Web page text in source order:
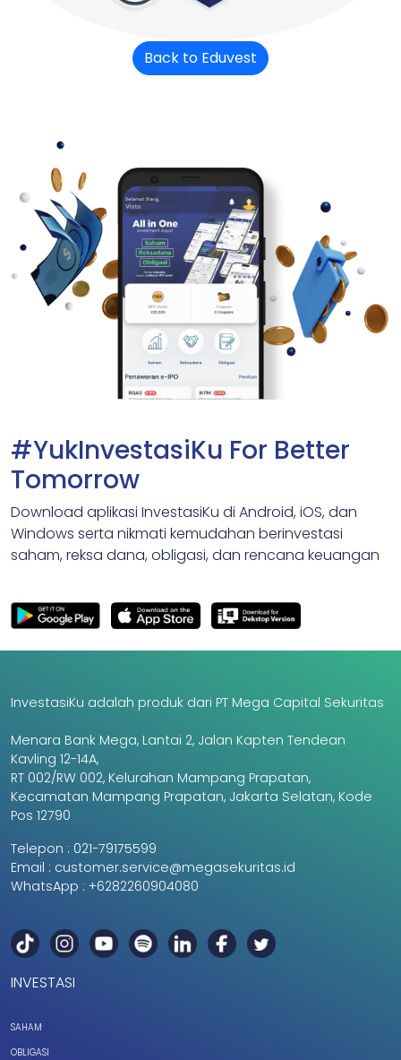
Back to Eduvest
#YukInvestasiKu For Better
Tomorrow
Download aplikasi InvestasiKu di Android, iOS, dan
Windows serta nikmati kemudahan berinvestasi
saham, reksa dana, obligasi, dan rencana keuangan
InvestasiKu adalah produk dari PT Mega Capital Sekuritas
Menara Bank Mega, Lantai 2, Jalan Kapten Tendean
Kavling 12-14A,
RT 002/RW 002, Kelurahan Mampang Prapatan,
Kecamatan Mampang Prapatan, Jakarta Selatan, Kode
Pos 12790
Telepon : 021-79175599
Email : customer.service@megasekuritas.id
WhatsApp : +6282260904080
INVESTASI
SAHAM
OBLIGASI